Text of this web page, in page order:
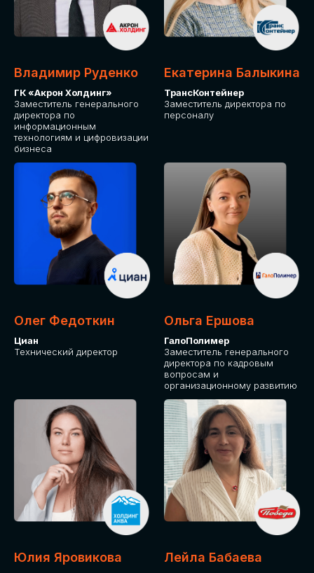
Владимир Руденко
ГК «Акрон Холдинг»
Заместитель генерального
директора по
информационным
технологиям и цифровизации
бизнеса
Екатерина Балыкина
ТрансКонтейнер
Заместитель директора по
персоналу
Олег Федоткин
Циан
Технический директор
Ольга Ершова
ГалоПолимер
Заместитель генерального
директора по кадровым
вопросам и
организационному развитию
Юлия Яровикова Лейла Бабаева